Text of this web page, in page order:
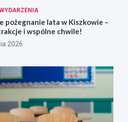
pożegnanie lata w Kiszkowie –
i wspólne chwile!
2026